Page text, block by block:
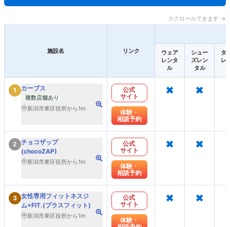
スクロールできます →
施設名 リンク
ウェア
レンタ
ル
シュー
ズレン
タル
タ
レ
1 カーブス
複数店舗あり
新潟市東区役所から1m
公式
サイト
体験・
相談予約
× ×
2 チョコザップ
(chocoZAP)
新潟市東区役所から1m
公式
サイト
体験・
相談予約
× ×
3 女性専用フィットネスジ
ム+FIT.(プラスフィット)
新潟市東区役所から1m
公式
サイト
体験・
× ×